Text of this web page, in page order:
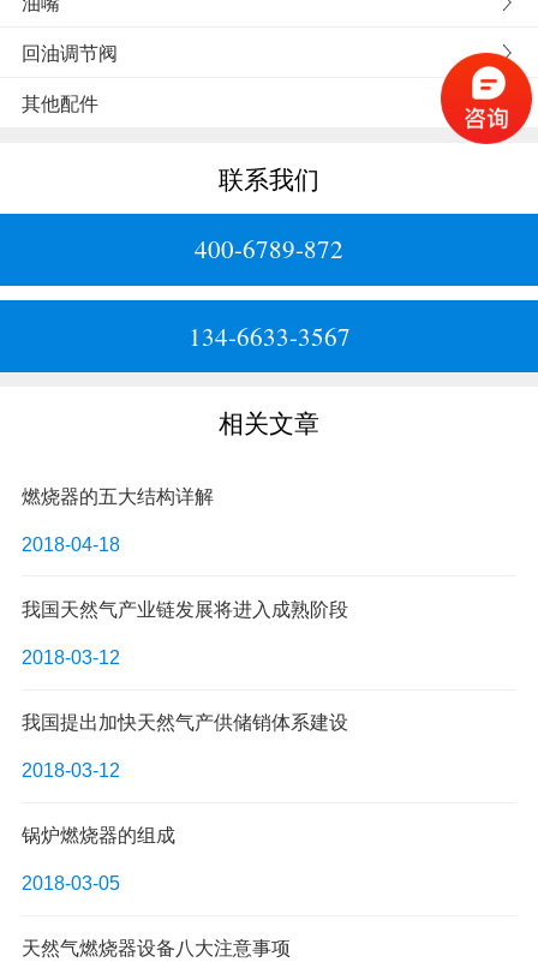
回油调节阀
其他配件
联系我们
400-6789-872
134-6633-3567
相关文章
燃烧器的五大结构详解
2018-04-18
我国天然气产业链发展将进入成熟阶段
2018-03-12
我国提出加快天然气产供储销体系建设
2018-03-12
锅炉燃烧器的组成
2018-03-05
天然气燃烧器设备八大注意事项